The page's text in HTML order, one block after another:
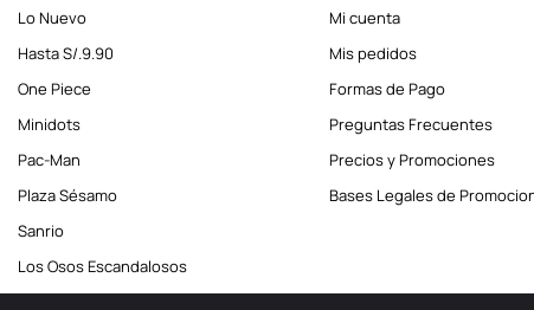
Lo Nuevo
Hasta S/.9.90
One Piece
Minidots
Pac-Man
Plaza Sésamo
Sanrio
Los Osos Escandalosos
Mi cuenta
Mis pedidos
Formas de Pago
Preguntas Frecuentes
Precios y Promociones
Bases Legales de